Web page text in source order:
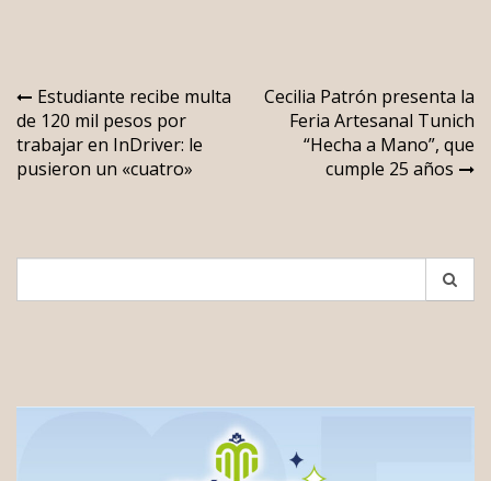
Navegación
de
entradas
Estudiante recibe multa
de 120 mil pesos por
trabajar en InDriver: le
pusieron un «cuatro»
Cecilia Patrón presenta la
Feria Artesanal Tunich
“Hecha a Mano”, que
cumple 25 años